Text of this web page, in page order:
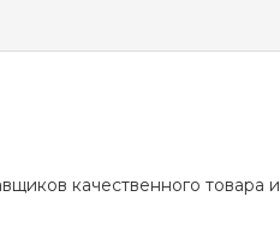
качественного товара